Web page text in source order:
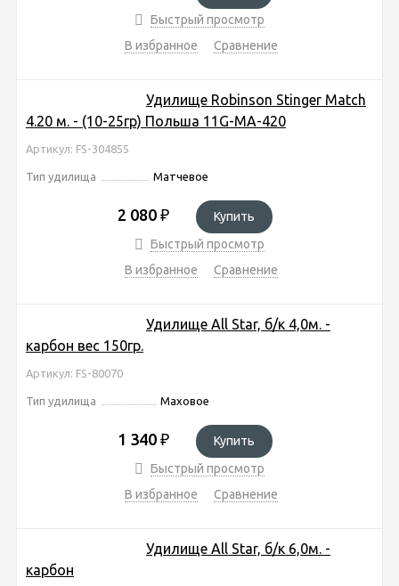
Быстрый просмотр
В избранное
Сравнение
Удилище Robinson Stinger Match
4.20 м. - (10-25гр) Польша 11G-MA-420
Артикул: FS-304855
Тип удилища Матчевое
2 080 ₽
Купить
Быстрый просмотр
В избранное
Сравнение
Удилище All Star, б/к 4,0м. -
карбон вес 150гр.
Артикул: FS-80070
Тип удилища Маховое
1 340 ₽
Купить
Быстрый просмотр
В избранное
Сравнение
Удилище All Star, б/к 6,0м. -
карбон